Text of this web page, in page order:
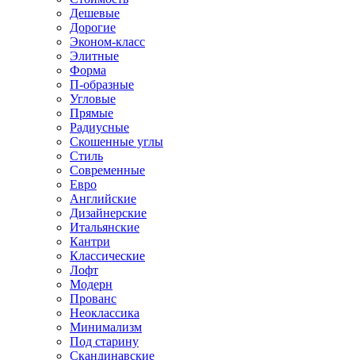
Дешевые
Дорогие
Эконом-класс
Элитные
Форма
П-образные
Угловые
Прямые
Радиусные
Скошенные углы
Стиль
Современные
Евро
Английские
Дизайнерские
Итальянские
Кантри
Классические
Лофт
Модерн
Прованс
Неоклассика
Минимализм
Под старину
Скандинавские